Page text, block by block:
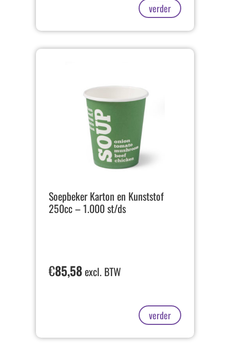
verder
Soepbeker Karton en Kunststof
250cc – 1.000 st/ds
€85,58excl. BTW
verder